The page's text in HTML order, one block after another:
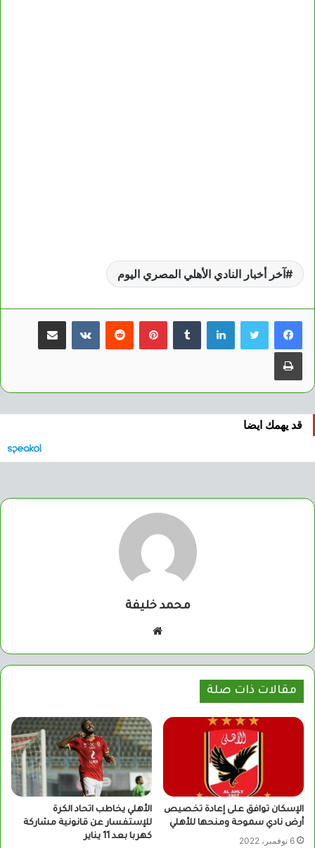
آخر أخبار النادي الأهلي المصري اليوم
لينكدإن بينتيريست مشاركة عبر البريد
طباعة
قد يهمك ايضا
محمد خليفة
مقالات ذات صلة
الإسكان توافق على إعادة تخصيص
أرض نادي سموحة ومنحها للأهلي
6 نوفمبر، 2022
الأهلي يخاطب اتحاد الكرة
للإستفسار عن قانونية مشاركة
كهربا بعد 11 يناير